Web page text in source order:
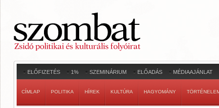
ELŐFIZETÉS 1% SZEMINÁRIUM ELŐADÁS MÉDIAAJÁNLAT
CÍMLAP POLITIKA HÍREK KULTÚRA HAGYOMÁNY